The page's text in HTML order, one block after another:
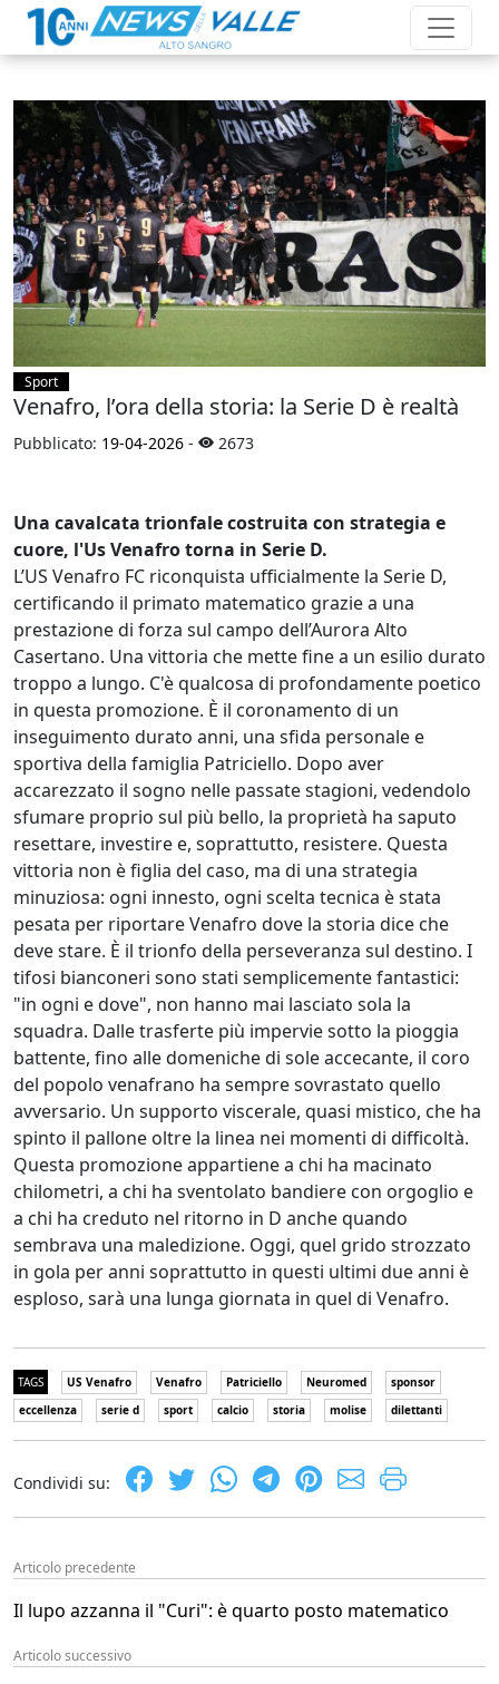
Sport
Venafro, l’ora della storia: la Serie D è realtà
Pubblicato: 19-04-2026 - 2673
Una cavalcata trionfale costruita con strategia e
cuore, l'Us Venafro torna in Serie D.
L’US Venafro FC riconquista ufficialmente la Serie D,
certificando il primato matematico grazie a una
prestazione di forza sul campo dell’Aurora Alto
Casertano. Una vittoria che mette fine a un esilio durato
troppo a lungo. C'è qualcosa di profondamente poetico
in questa promozione. È il coronamento di un
inseguimento durato anni, una sfida personale e
sportiva della famiglia Patriciello. Dopo aver
accarezzato il sogno nelle passate stagioni, vedendolo
sfumare proprio sul più bello, la proprietà ha saputo
resettare, investire e, soprattutto, resistere. Questa
vittoria non è figlia del caso, ma di una strategia
minuziosa: ogni innesto, ogni scelta tecnica è stata
pesata per riportare Venafro dove la storia dice che
deve stare. È il trionfo della perseveranza sul destino. ​I
tifosi bianconeri sono stati semplicemente fantastici:
"in ogni e dove", non hanno mai lasciato sola la
squadra. Dalle trasferte più impervie sotto la pioggia
battente, fino alle domeniche di sole accecante, il coro
del popolo venafrano ha sempre sovrastato quello
avversario. Un supporto viscerale, quasi mistico, che ha
spinto il pallone oltre la linea nei momenti di difficoltà.
Questa promozione appartiene a chi ha macinato
chilometri, a chi ha sventolato bandiere con orgoglio e
a chi ha creduto nel ritorno in D anche quando
sembrava una maledizione. Oggi, quel grido strozzato
in gola per anni soprattutto in questi ultimi due anni è
esploso, sarà una lunga giornata in quel di Venafro.
TAGS US Venafro Venafro Patriciello Neuromed
sponsor
eccellenza
serie d sport calcio storia molise dilettanti
Condividi su:
Articolo precedente
Il lupo azzanna il "Curi": è quarto posto matematico
Articolo successivo